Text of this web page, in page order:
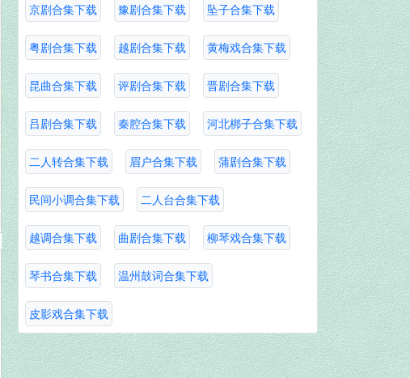
京剧合集下载 豫剧合集下载 坠子合集下载
粤剧合集下载 越剧合集下载 黄梅戏合集下载
昆曲合集下载 评剧合集下载 晋剧合集下载
吕剧合集下载 秦腔合集下载 河北梆子合集下载
二人转合集下载 眉户合集下载 蒲剧合集下载
民间小调合集下载 二人台合集下载
越调合集下载 曲剧合集下载 柳琴戏合集下载
琴书合集下载 温州鼓词合集下载
皮影戏合集下载